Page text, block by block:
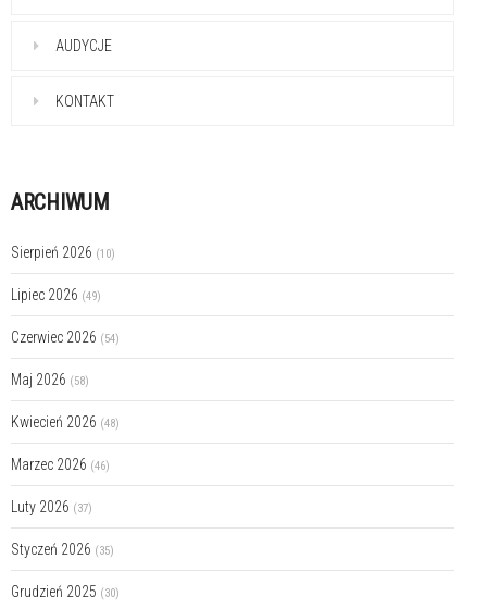
AUDYCJE
KONTAKT
ARCHIWUM
Sierpień 2026 (10)
Lipiec 2026 (49)
Czerwiec 2026 (54)
Maj 2026 (58)
Kwiecień 2026 (48)
Marzec 2026 (46)
Luty 2026 (37)
Styczeń 2026 (35)
Grudzień 2025 (30)